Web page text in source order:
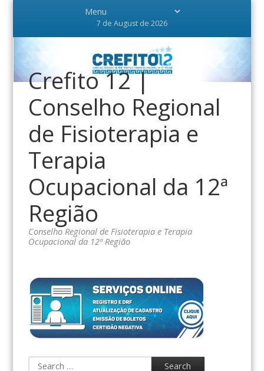
7 de August de 2026
Crefito 12 |
Conselho Regional
de Fisioterapia e
Terapia
Ocupacional da 12ª
Região
Conselho Regional de Fisioterapia e Terapia
Ocupacional da 12ª Região